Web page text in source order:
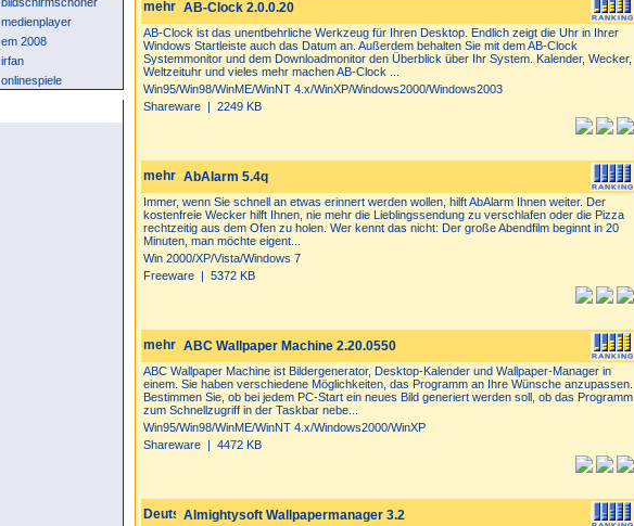
medienplayer
em 2008
irfan
onlinespiele
AB-Clock 2.0.0.20
AB-Clock ist das unentbehrliche Werkzeug für Ihren Desktop. Endlich zeigt die Uhr in Ihrer
Windows Startleiste auch das Datum an. Außerdem behalten Sie mit dem AB-Clock
Systemmonitor und dem Downloadmonitor den Überblick über Ihr System. Kalender, Wecker,
Weltzeituhr und vieles mehr machen AB-Clock ...
Win95/Win98/WinME/WinNT 4.x/WinXP/Windows2000/Windows2003
Shareware | 2249 KB
AbAlarm 5.4q
Immer, wenn Sie schnell an etwas erinnert werden wollen, hilft AbAlarm Ihnen weiter. Der
kostenfreie Wecker hilft Ihnen, nie mehr die Lieblingssendung zu verschlafen oder die Pizza
rechtzeitig aus dem Ofen zu holen. Wer kennt das nicht: Der große Abendfilm beginnt in 20
Minuten, man möchte eigent...
Win 2000/XP/Vista/Windows 7
Freeware | 5372 KB
ABC Wallpaper Machine 2.20.0550
ABC Wallpaper Machine ist Bildergenerator, Desktop-Kalender und Wallpaper-Manager in
einem. Sie haben verschiedene Möglichkeiten, das Programm an Ihre Wünsche anzupassen.
Bestimmen Sie, ob bei jedem PC-Start ein neues Bild generiert werden soll, ob das Programm
zum Schnellzugriff in der Taskbar nebe...
Win95/Win98/WinME/WinNT 4.x/Windows2000/WinXP
Shareware | 4472 KB
Almightysoft Wallpapermanager 3.2